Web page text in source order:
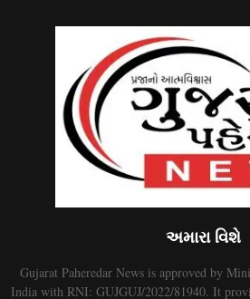
અમારા વિશે
Gujarat Paheredar News is approved by
India with RNI: GUJGUJ/2022/81940. It